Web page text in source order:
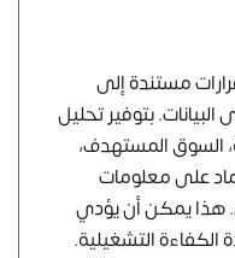
مستندة إلى
بتوفير تحليل
السوق المستهدف،
على معلومات
هذا يمكن أن يؤدي
التشغيلية.